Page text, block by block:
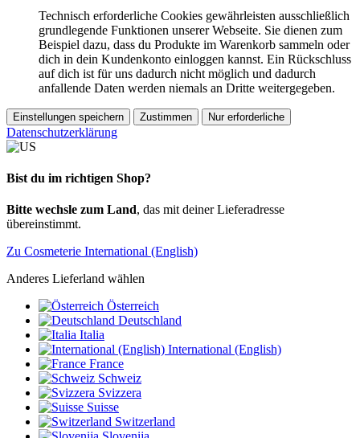
Technisch erforderliche Cookies gewährleisten ausschließlich
grundlegende Funktionen unserer Webseite. Sie dienen zum
Beispiel dazu, dass du Produkte im Warenkorb sammeln oder
dich in dein Kundenkonto einloggen kannst. Ein Rückschluss
auf dich ist für uns dadurch nicht möglich und dadurch
anfallende Daten werden niemals an Dritte weitergegeben.
Einstellungen speichern Zustimmen Nur erforderliche
Datenschutzerklärung
Bist du im richtigen Shop?
Bitte wechsle zum Land, das mit deiner Lieferadresse
übereinstimmt.
Zu Cosmeterie International (English)
Anderes Lieferland wählen
Österreich
Deutschland
Italia
International (English)
France
Schweiz
Svizzera
Suisse
Switzerland